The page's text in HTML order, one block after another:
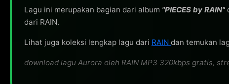
Lagu ini merupakan bagian dari album "PIECES by RAIN"
dari RAIN.
Lihat juga koleksi lengkap lagu dari RAIN dan temukan
download lagu Aurora oleh RAIN MP3 320kbps gratis,